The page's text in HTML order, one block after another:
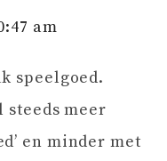
am
speelgoed.
steeds meer
en minder met